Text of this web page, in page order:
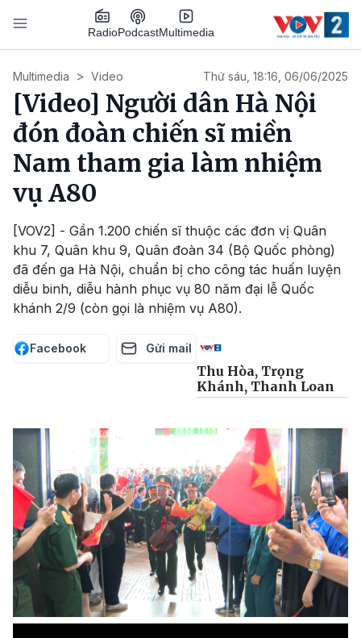
Nhảy đến nội dung
RadioPodcastMultimedia
Multimedia Video Thứ sáu, 18:16, 06/06/2025
[Video] Người dân Hà Nội
đón đoàn chiến sĩ miền
Nam tham gia làm nhiệm
vụ A80
[VOV2] - Gần 1.200 chiến sĩ thuộc các đơn vị Quân
khu 7, Quân khu 9, Quân đoàn 34 (Bộ Quốc phòng)
đã đến ga Hà Nội, chuẩn bị cho công tác huấn luyện
diễu binh, diễu hành phục vụ 80 năm đại lễ Quốc
khánh 2/9 (còn gọi là nhiệm vụ A80).
Facebook Gửi mail
Thu Hòa, Trọng
Khánh, Thanh Loan